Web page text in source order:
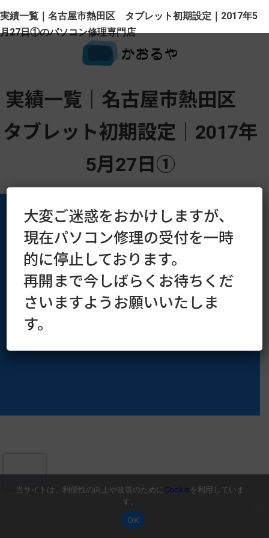
実績一覧｜名古屋市熱田区 タブレット初期設定｜2017年5
月27日①のパソコン修理専門店
実績一覧｜名古屋市熱田区
タブレット初期設定｜2017年
5月27日①
運営会社 プライバシーポリシー
Copyright © 2016–2026 kaoruya.org All Rights Reserved.
大変ご迷惑をおかけしますが、
現在パソコン修理の受付を一時
的に停止しております。
再開まで今しばらくお待ちくだ
さいますようお願いいたしま
す。
当サイトは、利便性の向上や改善のためにCookieを利用していま
す。
OK